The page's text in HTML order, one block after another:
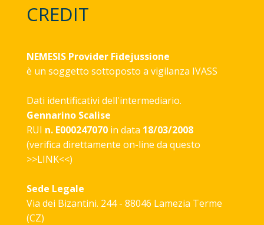
CREDIT
NEMESIS Provider Fidejussione
è un soggetto sottoposto a vigilanza IVASS
Dati identificativi dell'intermediario.
Gennarino Scalise
RUI n. E000247070in data 18/03/2008
(verifica direttamente on-line da questo
>>LINK<<)
Sede Legale
Via dei Bizantini. 244 - 88046 Lamezia Terme
(CZ)